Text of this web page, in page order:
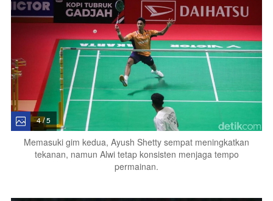
4 / 5
Memasuki gim kedua, Ayush Shetty sempat meningkatkan
tekanan, namun Alwi tetap konsisten menjaga tempo
permainan.